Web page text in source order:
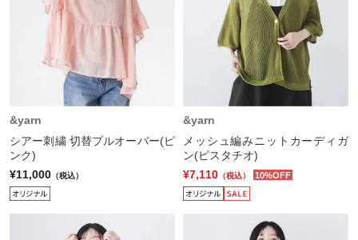
&yarn
シアー刺繍 切替プルオーバー(ピ
ンク)
¥11,000 （税込）
&yarn
メッシュ編みニットカーディガ
ン(ピスタチオ)
¥7,110 （税込） 10%OFF